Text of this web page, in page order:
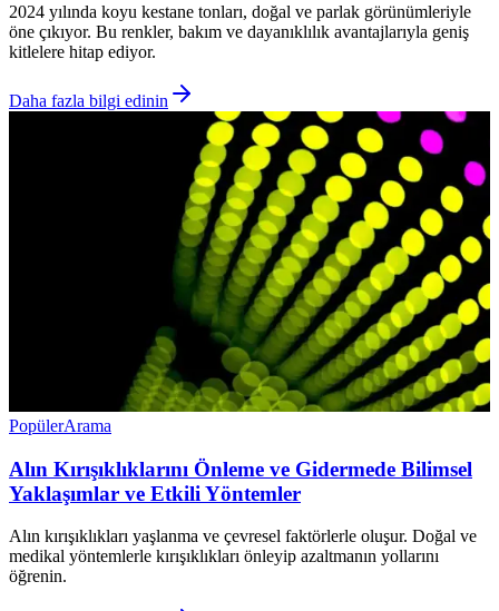
2024 yılında koyu kestane tonları, doğal ve parlak görünümleriyle
öne çıkıyor. Bu renkler, bakım ve dayanıklılık avantajlarıyla geniş
kitlelere hitap ediyor.
Daha fazla bilgi edinin
PopülerArama
Alın Kırışıklıklarını Önleme ve Gidermede Bilimsel
Yaklaşımlar ve Etkili Yöntemler
Alın kırışıklıkları yaşlanma ve çevresel faktörlerle oluşur. Doğal ve
medikal yöntemlerle kırışıklıkları önleyip azaltmanın yollarını
öğrenin.